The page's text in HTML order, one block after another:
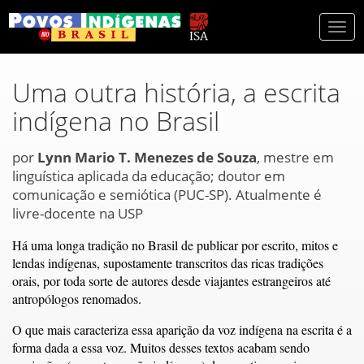
Uma outra história, a escrita
indígena no Brasil
por Lynn Mario T. Menezes de Souza, mestre em
linguística aplicada da educação; doutor em
comunicação e semiótica (PUC-SP). Atualmente é
livre-docente na USP
Há uma longa tradição no Brasil de publicar por escrito, mitos e
lendas indígenas, supostamente transcritos das ricas tradições
orais, por toda sorte de autores desde viajantes estrangeiros até
antropólogos renomados.
O que mais caracteriza essa aparição da voz indígena na escrita é a
forma dada a essa voz. Muitos desses textos acabam sendo